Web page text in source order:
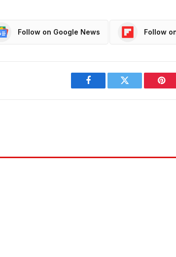
Follow on Google News Follow
Facebook Twitter